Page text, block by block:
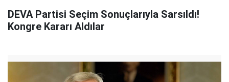
DEVA Partisi Seçim Sonuçlarıyla Sarsıldı!
Kongre Kararı Aldılar